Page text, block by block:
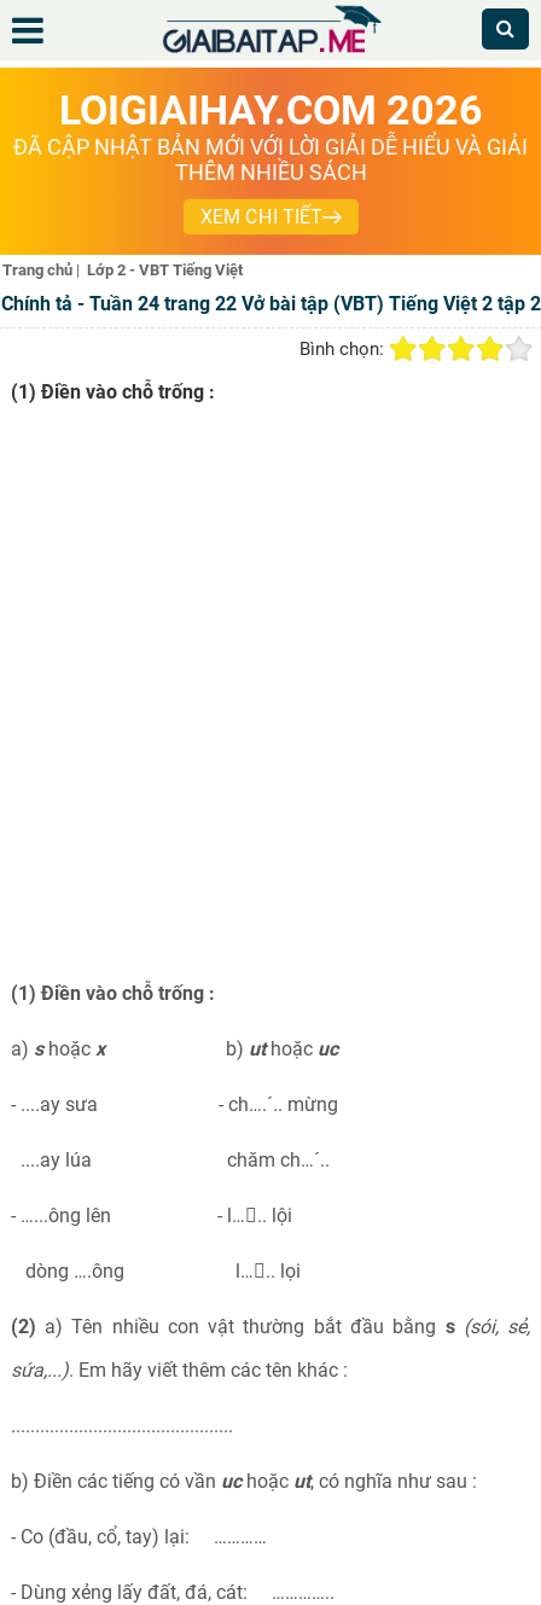
LOIGIAIHAY.COM 2026
ĐÃ CẬP NHẬT BẢN MỚI VỚI LỜI GIẢI DỄ HIỂU VÀ GIẢI
THÊM NHIỀU SÁCH
XEM CHI TIẾT
Trang chủ | Lớp 2 - VBT Tiếng Việt
Chính tả - Tuần 24 trang 22 Vở bài tập (VBT) Tiếng Việt 2 tập 2
Bình chọn:
(1) Điền vào chỗ trống :
(1) Điền vào chỗ trống :
a) shoặc x b) uthoặc uc
- ....ay sưa - ch….´.. mừng
....ay lúa chăm ch…´..
- …...ông lên - l….. lội
dòng ….ông l….. lọi
(2) a) Tên nhiều con vật thường bắt đầu bằng s (sói, sẻ,
sứa,...). Em hãy viết thêm các tên khác :
..............................................
b) Điền các tiếng có vần uchoặc ut, có nghĩa như sau :
- Co (đầu, cổ, tay) lại: …………
- Dùng xẻng lấy đất, đá, cát: …………..